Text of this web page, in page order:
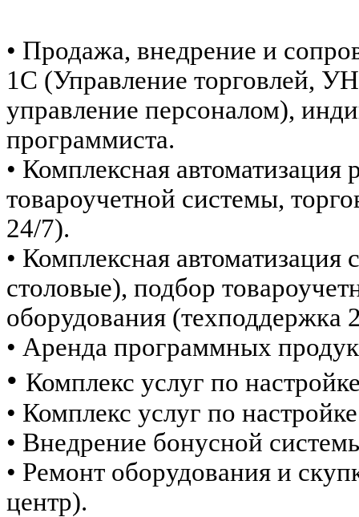
• Продажа, внедрение и
1С (Управление торговлей,
управление персоналом),
программиста.
• Комплексная
товароучетной системы,
24/7).
• Комплексная
столовые), подбор
оборудования (техподдержка
• Аренда программных
• Комплекс услуг по
• Комплекс услуг по
• Внедрение бонусной
• Ремонт оборудования и
центр).